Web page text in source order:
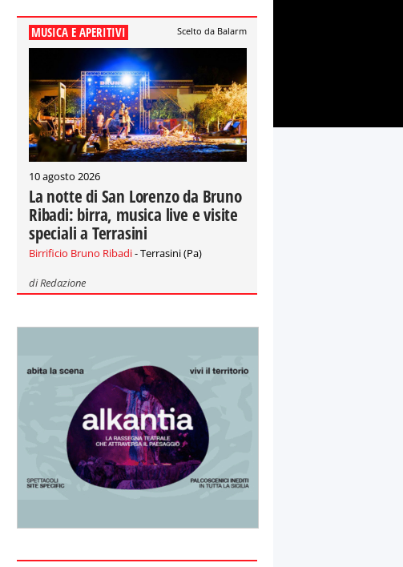
MUSICA E APERITIVI Scelto da Balarm
10 agosto 2026
La notte di San Lorenzo da Bruno
Ribadi: birra, musica live e visite
speciali a Terrasini
Birrificio Bruno Ribadi- Terrasini (Pa)
diRedazione